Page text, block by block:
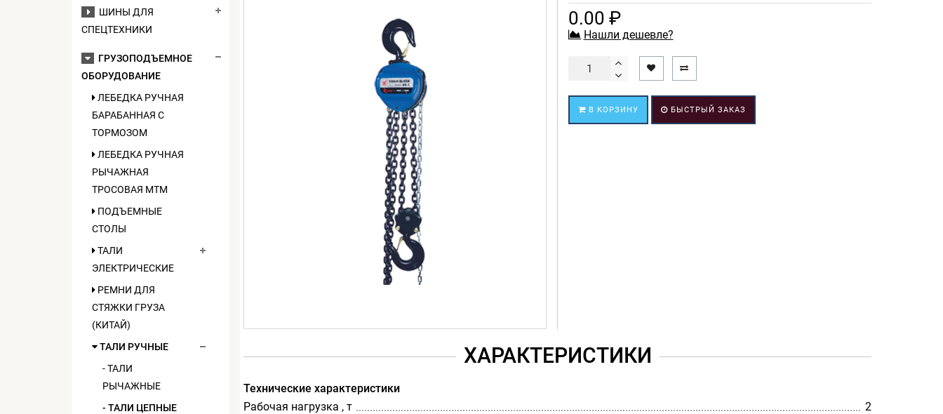
ШИНЫ ДЛЯ
СПЕЦТЕХНИКИ
ГРУЗОПОДЪЕМНОЕ
ОБОРУДОВАНИЕ
ЛЕБЕДКА РУЧНАЯ
БАРАБАННАЯ С
ТОРМОЗОМ
ЛЕБЕДКА РУЧНАЯ
РЫЧАЖНАЯ
ТРОСОВАЯ МТМ
ПОДЪЕМНЫЕ
СТОЛЫ
ТАЛИ
ЭЛЕКТРИЧЕСКИЕ
РЕМНИ ДЛЯ
СТЯЖКИ ГРУЗА
(КИТАЙ)
ТАЛИ РУЧНЫЕ
- ТАЛИ
РЫЧАЖНЫЕ
- ТАЛИ ЦЕПНЫЕ
0.00 ₽
Нашли дешевле?
В КОРЗИНУ БЫСТРЫЙ ЗАКАЗ
ХАРАКТЕРИСТИКИ
Технические характеристики
Рабочая нагрузка , т
2